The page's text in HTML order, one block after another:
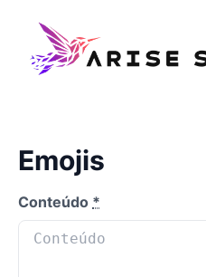
Emojis
Conteúdo *